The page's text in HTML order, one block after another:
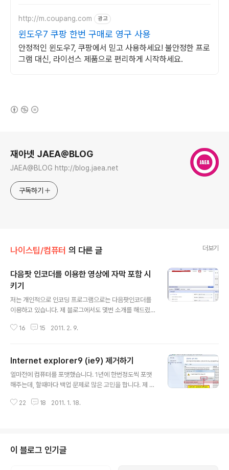
http://m.coupang.com 광고
윈도우7 쿠팡 한번 구매로 영구 사용
안정적인 윈도우7, 쿠팡에서 믿고 사용하세요! 불안정한 프로
그램 대신, 라이선스 제품으로 편리하게 시작하세요.
재아넷 JAEA@BLOG
JAEA@BLOG http://blog.jaea.net
구독하기
나이스팁/컴퓨터 의 다른 글 더보기
다음팟 인코더를 이용한 영상에 자막 포함 시
키기
저는 개인적으로 인코딩 프로그램으로는 다음팟인코더를
이용하고 있습니다. 제 블로그에서도 몇번 소개를 해드렸
볼까 합니다. 보통 자막을 지원하는 프로그램이나, 영상기
니다. 그럼으로 영상 자체에 자막을 삽입하여 영상 하나만
가지고 있다면 이런경우는 없을것입니다. 가끔 필요하죠!
방법은 아주 간단합니다. 일단 다음팟인코더를 다운받아야
erSpec.do 다운받으시고 설치 하세요 어렵지 않기 때문
16 15 2011. 2. 9.
Internet explorer9 (ie9) 제거하기
얼마전에 컴퓨터를 포맷했습니다. 1년에 한번정도씩 포맷
해주는데, 할때마다 백업 문제로 많은 고민을 합니다. 제 블
도 많이 지웁니다. 대표적으로 게임, 브라우져 그래픽, 동영
데요! 이거저거 써봐도 파이어폭스가 부가기능면에서 많은
점수를 줘도 될만큼 마음에 듭니다. 그래서 기본으로 파이
22 18 2011. 1. 18.
이 블로그 인기글